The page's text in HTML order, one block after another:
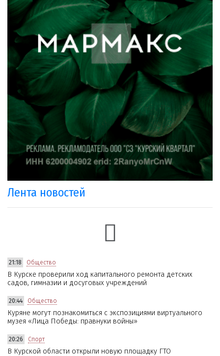
Лента новостей
21:18 Общество
В Курске проверили ход капитального ремонта детских
садов, гимназии и досуговых учреждений
20:44 Общество
Куряне могут познакомиться с экспозициями виртуального
музея «Лица Победы: правнуки войны»
20:26 Спорт
В Курской области открыли новую площадку ГТО